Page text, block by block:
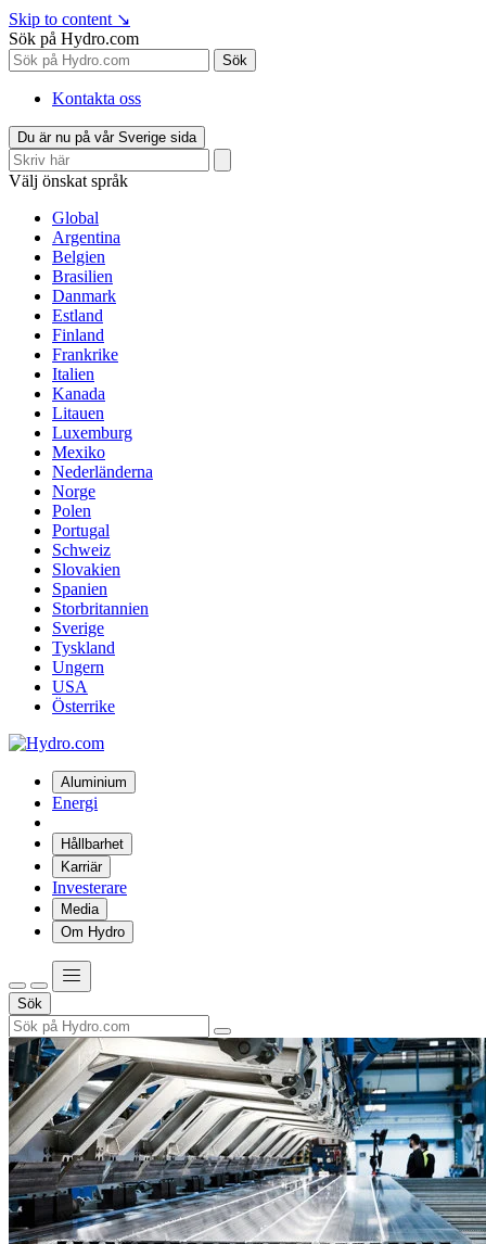
Skip to content ↘
Sök på Hydro.com
Sök
Kontakta oss
Du är nu på vår Sverige sida
Välj önskat språk
Global
Argentina
Belgien
Brasilien
Danmark
Estland
Finland
Frankrike
Italien
Kanada
Litauen
Luxemburg
Mexiko
Nederländerna
Norge
Polen
Portugal
Schweiz
Slovakien
Spanien
Storbritannien
Sverige
Tyskland
Ungern
USA
Österrike
Aluminium
Energi
Hållbarhet
Karriär
Investerare
Media
Om Hydro
Sök